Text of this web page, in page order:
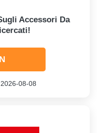
Accessori Da
08-08